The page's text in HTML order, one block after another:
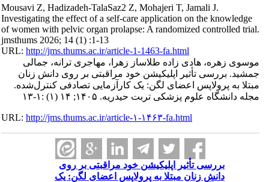
Mousavi Z, Hadizadeh-TalaSaz2 Z, Mohajeri T, Jamali J.
Investigating the effect of a self-care application on the
of women with pelvic organ prolapse: A randomized
jmsthums 2026; 14 (1) :1-13
URL:http://jms.thums.ac.ir/article-1-1463-fa.html
زهره، هادی زاده طلاساز زهرا، مهاجری ترانه، جمالی
بررسی تأثیر اپلیکیشن خود مراقبتی بر روی دانش زنان
به پرولاپس اعضای لگن: یک کارآزمایی تصادفی کنترل‌شده.
علوم پزشکی تربت حیدریه. ۱۴۰۵; ۱۴ (۱) :۱-۱۳
URL:http://jms.thums.ac.ir/article-۱-۱۴۶۳-fa.html
بررسی تأثیر اپلیکیشن خود مراقبتی بر روی
دانش زنان مبتلا به پرولاپس اعضای لگن: یک